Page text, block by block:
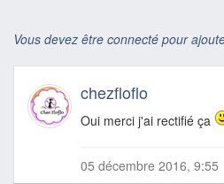
Vous devez être connecté pour
chezfloflo
Oui merci j'ai rectifié ça
05 décembre 2016, 9:55